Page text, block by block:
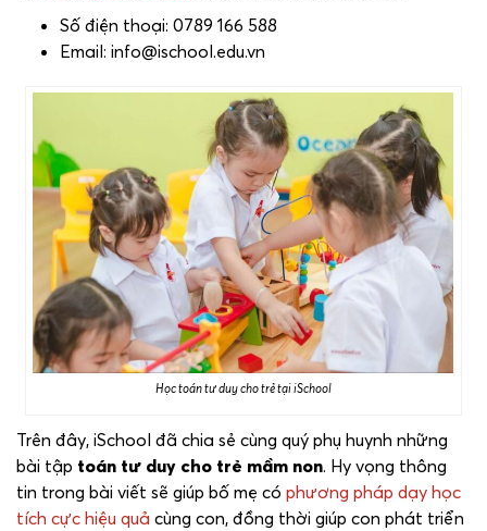
Số điện thoại: 0789 166 588
Email: info@ischool.edu.vn
Học toán tư duy cho trẻ tại iSchool
Trên đây, iSchool đã chia sẻ cùng quý phụ huynh những
bài tập toán tư duy cho trẻ mầm non. Hy vọng thông
tin trong bài viết sẽ giúp bố mẹ có phương pháp dạy học
tích cực hiệu quả cùng con, đồng thời giúp con phát triển